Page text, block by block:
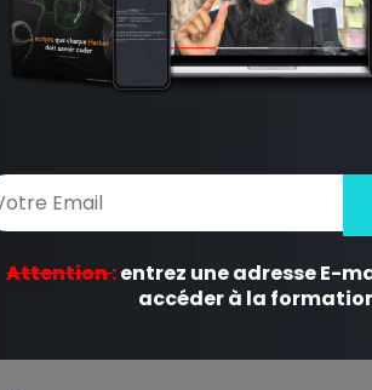
FTP où le service de protocole de transfert de